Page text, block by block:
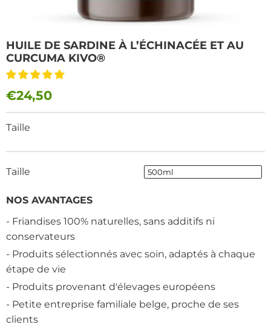
HUILE DE SARDINE À L’ÉCHINACÉE ET AU
CURCUMA KIVO®
€24,50
Taille
Taille 500ml
NOS AVANTAGES
- Friandises 100% naturelles, sans additifs ni
conservateurs
- Produits sélectionnés avec soin, adaptés à chaque
étape de vie
- Produits provenant d'élevages européens
- Petite entreprise familiale belge, proche de ses
clients